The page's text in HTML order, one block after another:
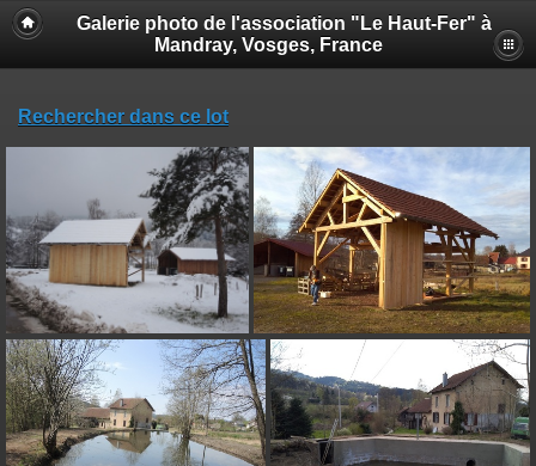
Galerie photo de l'association "Le Haut-Fer" à
Mandray, Vosges, France
Rechercher dans ce lot